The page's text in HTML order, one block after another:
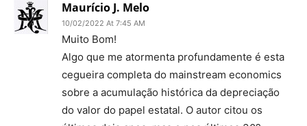
Maurício J. Melo
10/02/2022 At 7:45 AM
Muito Bom!
Algo que me atormenta profundamente é esta
cegueira completa do mainstream economics
sobre a acumulação histórica da depreciação
do valor do papel estatal. O autor citou os